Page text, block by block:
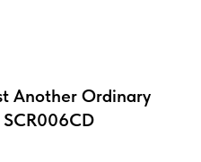
Another Ordinary